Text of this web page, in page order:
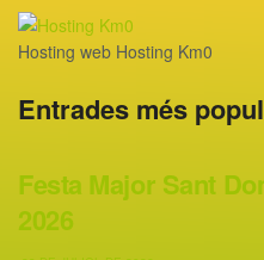
Hosting web Hosting Km0
Entrades més
Festa Major Sant
2026